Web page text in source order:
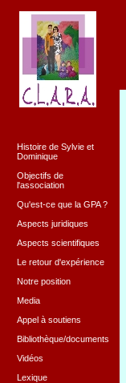
Histoire de Sylvie et
Dominique
Objectifs de
l'association
Qu'est-ce que la GPA ?
Aspects juridiques
Aspects scientifiques
Le retour d'expérience
Notre position
Media
Appel à soutiens
Bibliothèque/documents
Vidéos
Lexique